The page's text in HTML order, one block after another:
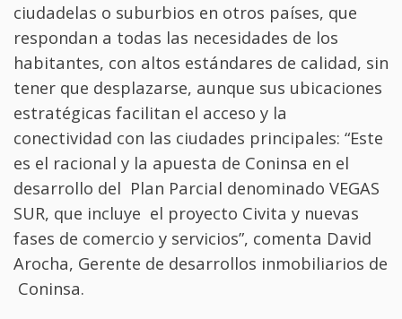
ciudadelas o suburbios en otros países, que
respondan a todas las necesidades de los
habitantes, con altos estándares de calidad, sin
tener que desplazarse, aunque sus ubicaciones
estratégicas facilitan el acceso y la
conectividad con las ciudades principales: “Este
es el racional y la apuesta de Coninsa en el
desarrollo del Plan Parcial denominado VEGAS
SUR, que incluye el proyecto Civita y nuevas
fases de comercio y servicios”, comenta David
Arocha, Gerente de desarrollos inmobiliarios de
Coninsa.